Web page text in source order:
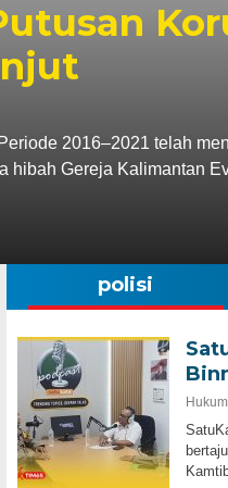
2016–2021 telah
hibah Gereja Kalimantan
polisi
Hukum